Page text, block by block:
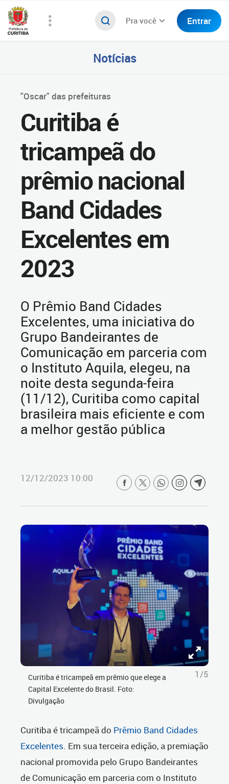
Pra você Entrar
Notícias
"Oscar" das prefeituras
Curitiba é
tricampeã do
prêmio nacional
Band Cidades
Excelentes em
2023
O Prêmio Band Cidades
Excelentes, uma iniciativa do
Grupo Bandeirantes de
Comunicação em parceria com
o Instituto Aquila, elegeu, na
noite desta segunda-feira
(11/12), Curitiba como capital
brasileira mais eficiente e com
a melhor gestão pública
12/12/2023 10:00
Curitiba é tricampeã em prêmio que elege a
Capital Excelente do Brasil. Foto:
Divulgação
1/5
Curitiba é tricampeã do Prêmio Band Cidades
Excelentes. Em sua terceira edição, a premiação
nacional promovida pelo Grupo Bandeirantes
de Comunicação em parceria com o Instituto